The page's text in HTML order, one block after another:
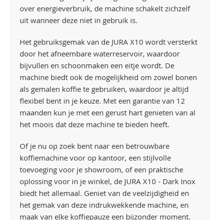
over energieverbruik, de machine schakelt zichzelf
uit wanneer deze niet in gebruik is.
Het gebruiksgemak van de JURA X10 wordt versterkt
door het afneembare waterreservoir, waardoor
bijvullen en schoonmaken een eitje wordt. De
machine biedt ook de mogelijkheid om zowel bonen
als gemalen koffie te gebruiken, waardoor je altijd
flexibel bent in je keuze. Met een garantie van 12
maanden kun je met een gerust hart genieten van al
het moois dat deze machine te bieden heeft.
Of je nu op zoek bent naar een betrouwbare
koffiemachine voor op kantoor, een stijlvolle
toevoeging voor je showroom, of een praktische
oplossing voor in je winkel, de JURA X10 - Dark Inox
biedt het allemaal. Geniet van de veelzijdigheid en
het gemak van deze indrukwekkende machine, en
maak van elke koffiepauze een bijzonder moment.